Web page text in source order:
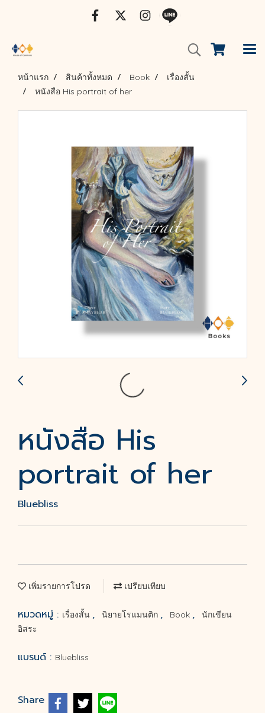
หน้าแรก สินค้าทั้งหมด Book
เรื่องสั้น
หนังสือ His portrait of her
หนังสือ His
portrait of her
Bluebliss
เพิ่มรายการโปรด เปรียบเทียบ
หมวดหมู่ : เรื่องสั้น , นิยายโรแมนติก , Book ,
นักเขียน
อิสระ
แบรนด์ : Bluebliss
Share